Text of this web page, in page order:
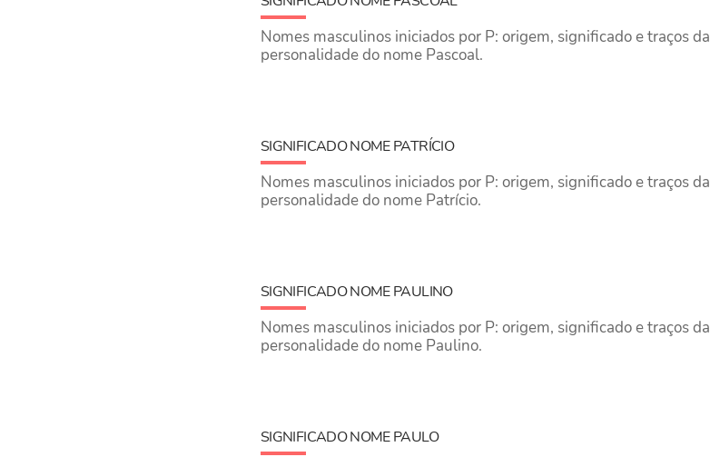
Nomes masculinos iniciados por P: origem, significado e traços da
personalidade do nome Pascoal.
SIGNIFICADO NOME PATRÍCIO
Nomes masculinos iniciados por P: origem, significado e traços da
personalidade do nome Patrício.
SIGNIFICADO NOME PAULINO
Nomes masculinos iniciados por P: origem, significado e traços da
personalidade do nome Paulino.
SIGNIFICADO NOME PAULO